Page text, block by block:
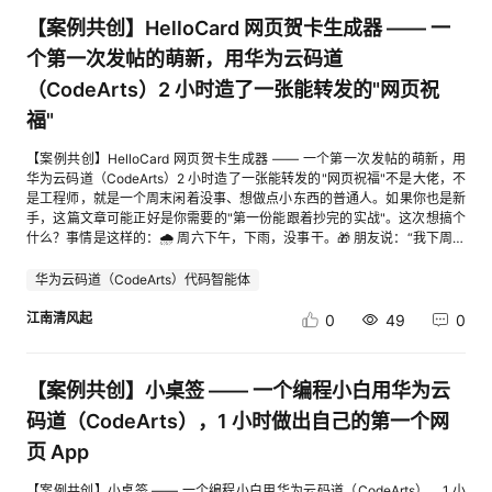
协作的方案所有方案考虑时间和精力限制3.4 实际效果我本人就是OPC智脑
的第一个用户。在使用过程中：案例1：SaaS商城项目初始状态：有5家付
费客户，年收入7500元诊断结果：处于验证期，核心卡点是获客渠道不明
确行动建议：明确差异化定位、优化定价策略、构建获客引擎执行效果：2
个月内客户增长到15家，月营收稳定在3000元以上案例2：知识付费项目初
始状态：有想法但不确定是否可行诊断结果：可行度62分（黄灯），需求是
改善型行动建议：先做最小验证（5个用户深度访谈）执行效果：发现真实
需求与预期不同，及时调整方向，避免浪费3个月开发时间四、开源与贡献
4.1 开源地址OPC智脑已开源，欢迎Star和贡献：Gitee：
https://gitee.com/zx_allen_li/opc_skills.git官方网站：
http://opc.soberli.comSkillHub：https://skillhub.cn/skills/opc-zhinao4.2
欢迎贡献欢迎以下贡献：提交Issue：反馈Bug或建议新功能提交PR：优化
现有Skills或添加新Skills分享案例：分享你使用OPC智脑的创业案例五、总
结OPC智脑为一人创业者提供了系统化的五阶段框架、量化的可行度评分、
可立即执行的行动建议，且基于CodeArts + OPC智脑Skills完全免费。我希
望它能帮助更多创业者用最低成本、最短路径完成从0到1的商业验证，避免
常见坑、少走弯路、建立系统化思维。一人创业，不是孤军奋战。有了AI诊
https://gitee.com/zx_allen_li/opc_skills.git # 2. 安装到项目 cd opc_skills
bash install-codearts.sh /path/to/your-project # 3. 在CodeArts IDE中打
开项目，开始使用 常见问题Q：我不懂技术，能用吗？A：完全可以！你只
需要用自然语言描述问题，OPC智脑会自动完成所有分析。导出报告也只需
回复数字。Q：导出的文件在哪里？A：文件自动保存在 opc-reports/日期/
文件夹，你可以直接打开使用。Q：诊断结果准确吗？A：OPC智脑基于五
npm start启动成功后控制台输出：Regex Explorer running at
http://localhost:3000浏览器打开 http://localhost:3000 即可使用。可用
curl 验证接口与静态资源都正常：$ curl -s
http://localhost:3000/api/health {"ok":true,"name":"regex-explorer"} 页
面上输入示例正则 (\d{3})-(\d{4})、flag g，测试文本“联系电话 010-
1234，备用 021-5678。”，右侧会实时高亮两处匹配，列出每处的捕获组
1/2 与位置区间，并逐段给出中文解释（如“捕获分组开始 (第 1 组)”、“任意
一个数字 (0-9) —— 恰好重复 3 次”）。安全提醒：该服务为无鉴权的本地
静态服务，仅适合本地开发与演示，请勿直接暴露到公网。四、扩展资料说
明码道版本新特性说明：https://support.huaweicloud.com/wtsnew-
codeartssnap/index.html#section2【案例共创】【第11期】华为云码道
（CodeArts）代码智能体 + 新特性完成应用开发/调试实践
1.html
划→生成→修复的完整测试工作流。高级代码执行：通过 run-code 执行自
定义 Playwright 代码（地理位置、权限、媒体模拟、iframe 等）。应用场
景：Web 自动化测试 — 快速执行表单填写、页面导航、元素交互等端到端
测试测试代码生成 — 通过交互式操作自动生成可复用的 Playwright 测试脚
本调试失败测试 — 以 CLI 模式附加到调试会话，交互式排查问题网络模拟
与拦截 — 模拟 API 响应、屏蔽资源，用于前后端分离开发或异常场景测试
试 — 从需求规范出发，自动规划、生成并修复测试用例浏览器调试与录制
— 录制追踪/视频，截图标注，辅助问题定位 三、技能体验与实战 场景一：
页面交互与快照验证对话码道，测试skill完成页面交互与快照验证：请使用
playwright-cli-automation skill帮我打开 Bing 搜索，搜索 "playwright
automation"，然后告诉我搜索结果有多少条，并截图保存。任务运行结
图./bing-playwright-automation.png。 场景二：网络拦截与存储状态管理
example.com，把所有图片请求都拦截掉不让加载，然后往 localStorage
束，运行结果如下： 场景三：多标签页操作与调试诊断继续对话码道，测试
skill完成多标签页操作与调试诊断：继续帮我打开 Hacker News 首页，再
开一个新标签页访问 example.com，在两个标签页之间切换操作，点进首
页的某个链接后再后退回来，全程帮我监控控制台日志和网络请求。任务运
行结束，运行结果如下：至此，码道驭网：零代码玩转浏览器自动化测试案
视底层的资源调度与状态容错。当学生们能够熟练运用这套设计哲学，将每
一次数据流转都视为完善自身工程体系的契机时，他们便真正完成了向卓越
大数据架构师的蜕变。
间和基础内存占用。这意味着，在同等规格的云服务器上，原本只能承载
500 并发请求的节点，经过优化后可能轻松支撑 2000 以上的并发量。这种
资源利用率的质变，直接转化为企业在云计算账单上真金白银的成本节约。
除了资源加载策略的优化，代码层面的异步化改造更是提升 API 吞吐量的关
键引擎。FastAPI 的核心优势在于其原生支持异步编程，但在实际开发中，
许多团队依然沿用传统的同步阻塞思维，导致数据库查询、外部 API 调用等
耗时操作频繁阻塞主事件循环，使得服务器在等待 I/O 时处于“空转”状态。
通过全面采用异步数据库驱动、精简冗余的中间件链路，并配合高性能的
JSON 解析器，企业可以将原本被浪费的 CPU 算力重新释放出来处理更多
业务请求。实战数据显示，这种深度的代码优化往往能带来数倍的性能提
升，将核心接口的平均响应时间从数百毫秒压缩至毫秒级，极大地提升了终
端用户的交互体验。从商业战略的宏观视角来看，API 性能的优化绝不仅仅
是技术团队的自我修炼，而是企业构建敏捷商业护城河的重要一环。在高并
发的电商大促、实时金融交易或大规模 AI 推理场景中，毫秒级的延迟差异
往往直接决定了用户的去留与订单的转化率。通过惰性加载与代码优化实现
的“降本增效”，让企业在面对突发流量洪峰时，无需仓促扩容硬件即可从容
应对，既保障了业务的连续性，又规避了过度资源配置带来的资金浪费。这
【案例共创】HelloCard 网页贺卡生成器 —— 一
个第一次发帖的萌新，用华为云码道
（CodeArts）2 小时造了一张能转发的"网页祝
福"
【案例共创】HelloCard 网页贺卡生成器 —— 一个第一次发帖的萌新，用
华为云码道（CodeArts）2 小时造了一张能转发的"网页祝福"不是大佬，不
是工程师，就是一个周末闲着没事、想做点小东西的普通人。如果你也是新
手，这篇文章可能正好是你需要的"第一份能跟着抄完的实战"。这次想搞个
什么？事情是这样的：🌧️ 周六下午，下雨，没事干。🎁 朋友说：“我下周生
文"太敷衍了，我得搞点新意。💡 灵光一现：做一张能用网址转发的"网页贺
但问题是：我会一点 HTML，但没做过完整的"应用"我没钱买云服务器我不
链接发给朋友了。📌 朋友的反馈：第一句是"卧槽这是你做的？"📌 总成本：
~3 元 Token + 几乎为零的 OBS 存储费下面是这 2 小时的全程记录，新手
向，能跟着复刻。1. 先聊聊"网页贺卡"是个啥？为什么不需要后端？这一段
对资深的人是常识，但对新人可能是关键认知。🧠 核心思路：把祝福内容塞
进 URL（网址）本身。像这样：
华为云码道（CodeArts）代码智能体
江南清风起 0 49 0
【案例共创】小桌签 —— 一个编程小白用华为云
码道（CodeArts），1 小时做出自己的第一个网
页 App